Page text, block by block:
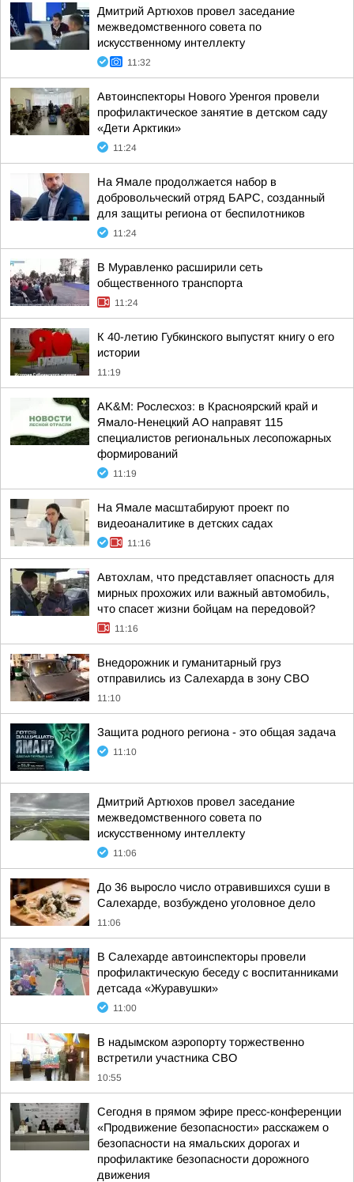
Дмитрий Артюхов провел заседание
межведомственного совета по
искусственному интеллекту
11:32
Автоинспекторы Нового Уренгоя провели
профилактическое занятие в детском саду
«Дети Арктики»
11:24
На Ямале продолжается набор в
добровольческий отряд БАРС, созданный
для защиты региона от беспилотников
11:24
В Муравленко расширили сеть
общественного транспорта
11:24
К 40-летию Губкинского выпустят книгу о его
истории
11:19
AK&M: Рослесхоз: в Красноярский край и
Ямало-Ненецкий АО направят 115
специалистов региональных лесопожарных
формирований
11:19
На Ямале масштабируют проект по
видеоаналитике в детских садах
11:16
Автохлам, что представляет опасность для
мирных прохожих или важный автомобиль,
что спасет жизни бойцам на передовой?
11:16
Внедорожник и гуманитарный груз
отправились из Салехарда в зону СВО
11:10
Защита родного региона - это общая задача
11:10
Дмитрий Артюхов провел заседание
межведомственного совета по
искусственному интеллекту
11:06
До 36 выросло число отравившихся суши в
Салехарде, возбуждено уголовное дело
11:06
В Салехарде автоинспекторы провели
профилактическую беседу с воспитанниками
детсада «Журавушки»
11:00
В надымском аэропорту торжественно
встретили участника СВО
10:55
Сегодня в прямом эфире пресс-конференции
«Продвижение безопасности» расскажем о
безопасности на ямальских дорогах и
профилактике безопасности дорожного
движения